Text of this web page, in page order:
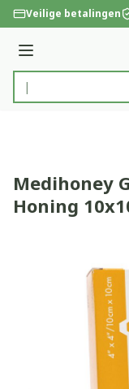
Ga naar de inhoud
Veilige betalingen
Menu
Product, merk,
Medihoney
Honing